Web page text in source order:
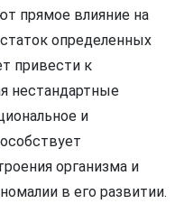
прямое влияние на
определенных
привести к
нестандартные
и
организма и
в его развитии.